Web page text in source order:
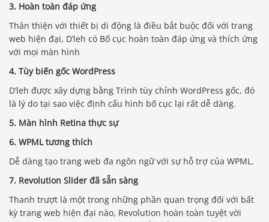
3. Hoàn toàn đáp ứng
Thân thiện với thiết bị di động là điều bắt buộc đối với trang
web hiện đại, D’leh có Bố cục hoàn toàn đáp ứng và thích ứng
với mọi màn hình
4. Tùy biến gốc WordPress
D’leh được xây dựng bằng Trình tùy chỉnh WordPress gốc, đó
là lý do tại sao việc định cấu hình bố cục lại rất dễ dàng.
5. Màn hình Retina thực sự
6. WPML tương thích
Dễ dàng tạo trang web đa ngôn ngữ với sự hỗ trợ của WPML.
7. Revolution Slider đã sẵn sàng
Thanh trượt là một trong những phần quan trọng đối với bất
kỳ trang web hiện đại nào, Revolution hoàn toàn tuyệt vời